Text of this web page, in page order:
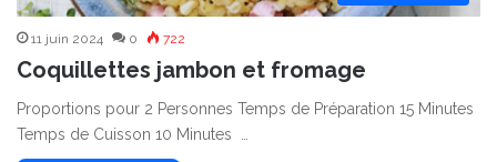
11 juin 2024 0 722
Coquillettes jambon et fromage
Proportions pour 2 Personnes Temps de Préparation 15 Minutes
Temps de Cuisson 10 Minutes …